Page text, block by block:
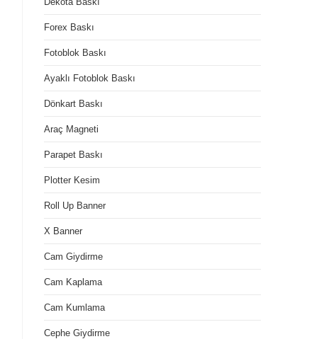
Forex Baskı
Fotoblok Baskı
Ayaklı Fotoblok Baskı
Dönkart Baskı
Araç Magneti
Parapet Baskı
Plotter Kesim
Roll Up Banner
X Banner
Cam Giydirme
Cam Kaplama
Cam Kumlama
Cephe Giydirme